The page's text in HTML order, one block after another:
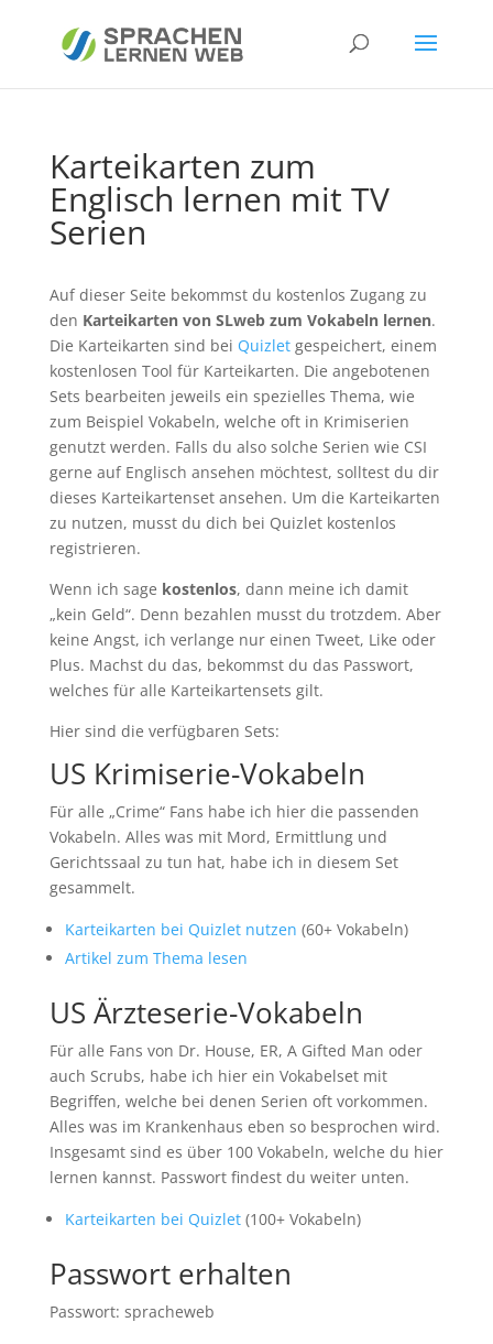
Karteikarten zum
Englisch lernen mit TV
Serien
Auf dieser Seite bekommst du kostenlos Zugang zu
den Karteikarten von SLweb zum Vokabeln lernen.
Die Karteikarten sind bei Quizletgespeichert, einem
kostenlosen Tool für Karteikarten. Die angebotenen
Sets bearbeiten jeweils ein spezielles Thema, wie
zum Beispiel Vokabeln, welche oft in Krimiserien
genutzt werden. Falls du also solche Serien wie CSI
gerne auf Englisch ansehen möchtest, solltest du dir
dieses Karteikartenset ansehen. Um die Karteikarten
zu nutzen, musst du dich bei Quizlet kostenlos
registrieren.
Wenn ich sage kostenlos, dann meine ich damit
„kein Geld“. Denn bezahlen musst du trotzdem. Aber
keine Angst, ich verlange nur einen Tweet, Like oder
Plus. Machst du das, bekommst du das Passwort,
welches für alle Karteikartensets gilt.
Hier sind die verfügbaren Sets:
US Krimiserie-Vokabeln
Für alle „Crime“ Fans habe ich hier die passenden
Vokabeln. Alles was mit Mord, Ermittlung und
Gerichtssaal zu tun hat, habe ich in diesem Set
gesammelt.
Karteikarten bei Quizlet nutzen (60+ Vokabeln)
Artikel zum Thema lesen
US Ärzteserie-Vokabeln
Für alle Fans von Dr. House, ER, A Gifted Man oder
auch Scrubs, habe ich hier ein Vokabelset mit
Begriffen, welche bei denen Serien oft vorkommen.
Alles was im Krankenhaus eben so besprochen wird.
Insgesamt sind es über 100 Vokabeln, welche du hier
lernen kannst. Passwort findest du weiter unten.
Karteikarten bei Quizlet(100+ Vokabeln)
Passwort erhalten
Passwort: spracheweb